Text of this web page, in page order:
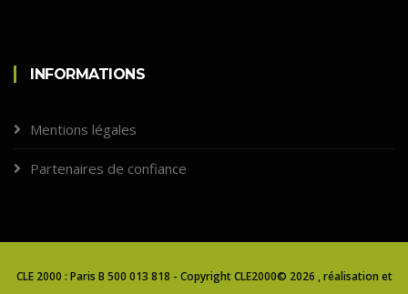
INFORMATIONS
Mentions légales
Partenaires de confiance
CLE 2000 : Paris B 500 013 818 - Copyright CLE2000© 2026 , réalisation et